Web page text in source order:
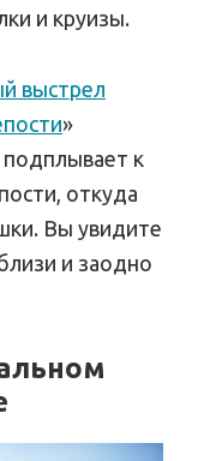
и круизы.
выстрел
»
подплывает к
откуда
Вы увидите
и заодно